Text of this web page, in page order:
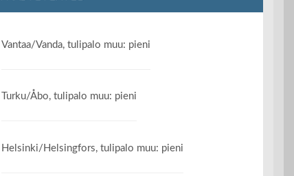
Vantaa/Vanda, tulipalo muu: pieni
Turku/Åbo, tulipalo muu: pieni
Helsinki/Helsingfors, tulipalo muu: pieni